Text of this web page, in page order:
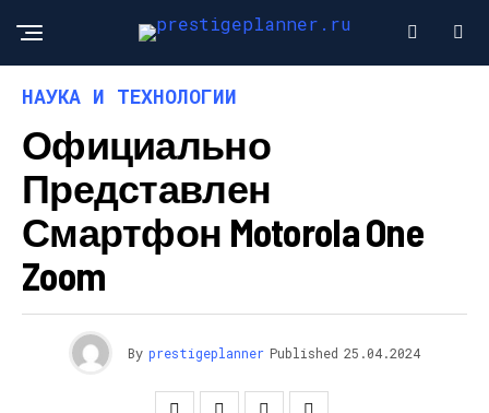
НАУКА И ТЕХНОЛОГИИ
Официально
Представлен
Смартфон Motorola One
Zoom
By prestigeplanner Published 25.04.2024